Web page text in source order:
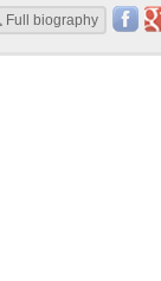
Full biography